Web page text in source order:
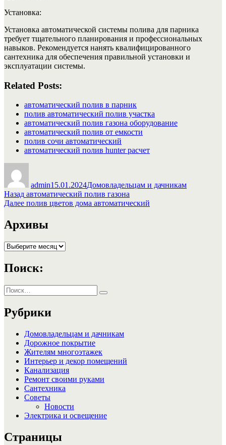
Установка:
Установка автоматической системы полива для парника
требует тщательного планирования и профессиональных
навыков. Рекомендуется нанять квалифицированного
сантехника для обеспечения правильной установки и
эксплуатации системы.
Related Posts:
автоматический полив в парник
полив автоматический полив участка
автоматический полив газона оборудование
автоматический полив от емкости
полив сочи автоматический
автоматический полив hunter расчет
admin15.01.2024Домовладельцам и дачникам
Навигация
по
записям
Назад Предыдущая
запись:
автоматический полив газона
Далее Следующая
полив цветов дома автоматический
Архивы
Архивы
Поиск:
Искать:
Поиск
Рубрики
Домовладельцам и дачникам
Дорожное покрытие
Жителям многоэтажек
Интерьер и декор помещений
Канализация
Ремонт своими руками
Сантехника
Советы
Новости
Электрика и освещение
Страницы